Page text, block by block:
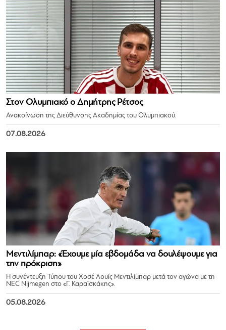
Στον Ολυμπιακό ο Δημήτρης Ρέτσος
Ανακοίνωση της Διεύθυνσης Ακαδημίας του Ολυμπιακού.
07.08.2026
Μεντιλίμπαρ: «Έχουμε μία εβδομάδα να δουλέψουμε για
την πρόκριση»
Η συνέντευξη Τύπου του Χοσέ Λουίς Μεντιλίμπαρ μετά τον αγώνα με τη
NEC Nijmegen στο «Γ. Καραϊσκάκης».
05.08.2026